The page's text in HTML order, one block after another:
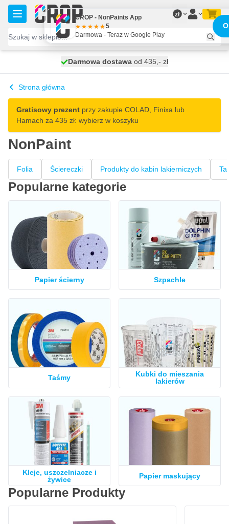
Przejdź do treści
zł
wysyłka dzisiaj
Darmowa dostawa
100 dnina zwrot i wymianę
Strona główna
Gratisowy prezent przy zakupie COLAD, Finixa lub
Hamach za 435 zł: wybierz w koszyku
NonPaint
Folia Ściereczki Produkty do kabin lakierniczych
Popularne kategorie
Papier ścierny Szpachle
Taśmy
Kubki do mieszania
lakierów
Kleje, uszczelniacze i
żywice
Papier maskujący
Popularne Produkty
CROP - NonPaints App
5
Darmowa - Teraz w Google Play